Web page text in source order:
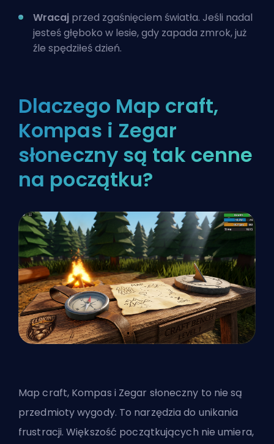
Wracaj przed zgaśnięciem światła. Jeśli nadal
jesteś głęboko w lesie, gdy zapada zmrok, już
źle spędziłeś dzień.
Dlaczego Map craft,
Kompas i Zegar
słoneczny są tak cenne
na początku?
Map craft, Kompas i Zegar słoneczny to nie są
przedmioty wygody. To narzędzia do unikania
frustracji. Większość początkujących nie umiera,